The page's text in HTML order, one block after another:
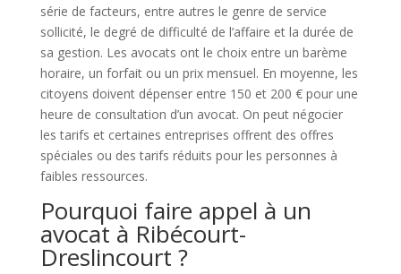
série de facteurs, entre autres le genre de service
sollicité, le degré de difficulté de l’affaire et la durée de
sa gestion. Les avocats ont le choix entre un barème
horaire, un forfait ou un prix mensuel. En moyenne, les
citoyens doivent dépenser entre 150 et 200 € pour une
heure de consultation d’un avocat. On peut négocier
les tarifs et certaines entreprises offrent des offres
spéciales ou des tarifs réduits pour les personnes à
faibles ressources.
Pourquoi faire appel à un
avocat à Ribécourt-
Dreslincourt ?